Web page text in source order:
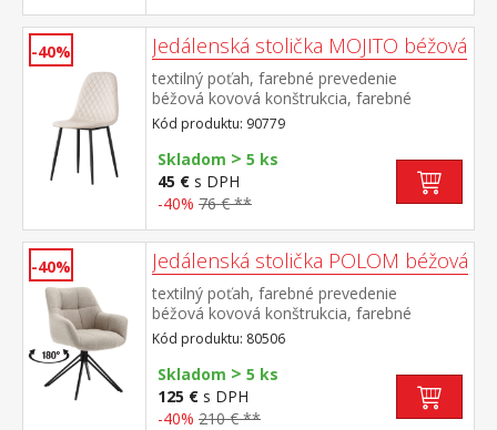
-40% Jedálenská stolička MOJITO béžová
textilný poťah, farebné prevedenie
béžová kovová konštrukcia, farebné
prevedenie čierna výška sedu 48
cm odporúčaná nosnosť do 120 kg
Kód produktu: 90779
Skladom > 5 ks
45 € s DPH
-40% 76 € **
-40% Jedálenská stolička POLOM béžová
textilný poťah, farebné prevedenie
béžová kovová konštrukcia, farebné
prevedenie čierna otočná o 180
stupňov výška sedu 50 cm odporúčaná
nosnosť do 120 kg
Kód produktu: 80506
Skladom > 5 ks
125 € s DPH
-40% 210 € **